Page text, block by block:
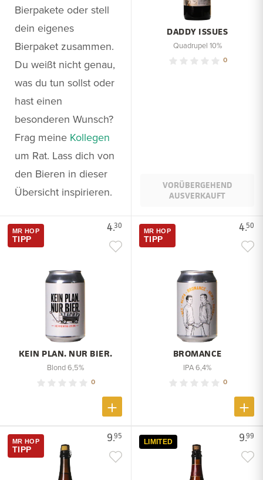
Bierpakete oder stell
dein eigenes
Bierpaket zusammen.
Du weißt nicht genau,
was du tun sollst oder
hast einen
besonderen Wunsch?
Frag meine Kollegen
um Rat. Lass dich von
den Bieren in dieser
Übersicht inspirieren.
DADDY ISSUES
Quadrupel 10%
0
VORÜBERGEHEND
AUSVERKAUFT
4.30
MR HOP
TIPP
KEIN PLAN. NUR BIER.
Blond 6,5%
0
4.50
MR HOP
TIPP
BROMANCE
IPA 6,4%
0
9.95
MR HOP
TIPP
9.99
LIMITED